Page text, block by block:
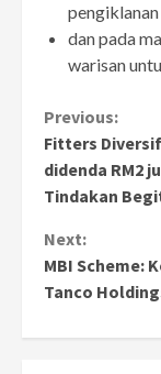
dan pada
warisan
Continue
Reading
Previous:
Fitters
didenda RM2
Tindakan
Next:
MBI Scheme:
Tanco